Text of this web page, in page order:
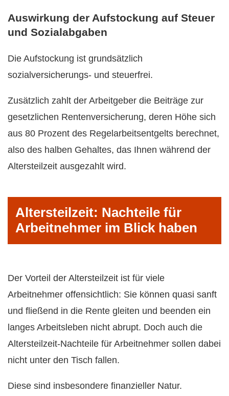
Auswirkung der Aufstockung auf Steuer
und Sozialabgaben
Die Aufstockung ist grundsätzlich
sozialversicherungs- und steuerfrei.
Zusätzlich zahlt der Arbeitgeber die Beiträge zur
gesetzlichen Rentenversicherung, deren Höhe sich
aus 80 Prozent des Regelarbeitsentgelts berechnet,
also des halben Gehaltes, das Ihnen während der
Altersteilzeit ausgezahlt wird.
Altersteilzeit: Nachteile für
Arbeitnehmer im Blick haben
Der Vorteil der Altersteilzeit ist für viele
Arbeitnehmer offensichtlich: Sie können quasi sanft
und fließend in die Rente gleiten und beenden ein
langes Arbeitsleben nicht abrupt. Doch auch die
Altersteilzeit-Nachteile für Arbeitnehmer sollen dabei
nicht unter den Tisch fallen.
Diese sind insbesondere finanzieller Natur.